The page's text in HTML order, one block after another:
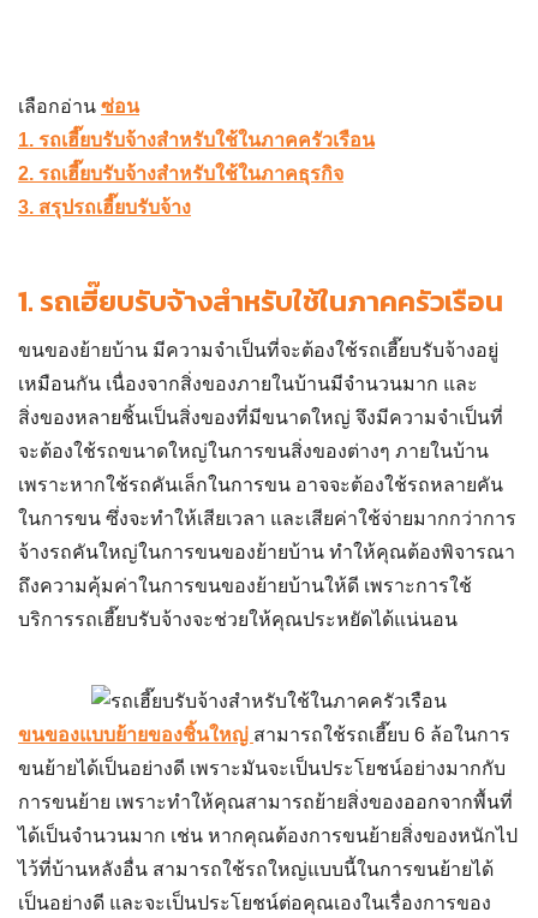
เลือกอ่าน ซ่อน
1. รถเฮี๊ยบรับจ้างสำหรับใช้ในภาคครัวเรือน
2. รถเฮี๊ยบรับจ้างสำหรับใช้ในภาคธุรกิจ
3. สรุปรถเฮี๊ยบรับจ้าง
1. รถเฮี๊ยบรับจ้างสำหรับใช้ในภาคครัวเรือน
ขนของย้ายบ้าน มีความจำเป็นที่จะต้องใช้รถเฮี๊ยบรับจ้างอยู่
เหมือนกัน เนื่องจากสิ่งของภายในบ้านมีจำนวนมาก และ
สิ่งของหลายชิ้นเป็นสิ่งของที่มีขนาดใหญ่ จึงมีความจำเป็นที่
จะต้องใช้รถขนาดใหญ่ในการขนสิ่งของต่างๆ ภายในบ้าน
เพราะหากใช้รถคันเล็กในการขน อาจจะต้องใช้รถหลายคัน
ในการขน ซึ่งจะทำให้เสียเวลา และเสียค่าใช้จ่ายมากกว่าการ
จ้างรถคันใหญ่ในการขนของย้ายบ้าน ทำให้คุณต้องพิจารณา
ถึงความคุ้มค่าในการขนของย้ายบ้านให้ดี เพราะการใช้
บริการรถเฮี๊ยบรับจ้างจะช่วยให้คุณประหยัดได้แน่นอน
ขนของแบบย้ายของชิ้นใหญ่ สามารถใช้รถเฮี๊ยบ 6 ล้อในการ
ขนย้ายได้เป็นอย่างดี เพราะมันจะเป็นประโยชน์อย่างมากกับ
การขนย้าย เพราะทำให้คุณสามารถย้ายสิ่งของออกจากพื้นที่
ได้เป็นจำนวนมาก เช่น หากคุณต้องการขนย้ายสิ่งของหนักไป
ไว้ที่บ้านหลังอื่น สามารถใช้รถใหญ่แบบนี้ในการขนย้ายได้
เป็นอย่างดี และจะเป็นประโยชน์ต่อคุณเองในเรื่องการของ